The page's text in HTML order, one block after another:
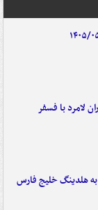
لامرد با فسفر